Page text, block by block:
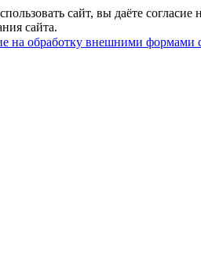
сайт, вы даёте
сайта.
на обработку внешними формами